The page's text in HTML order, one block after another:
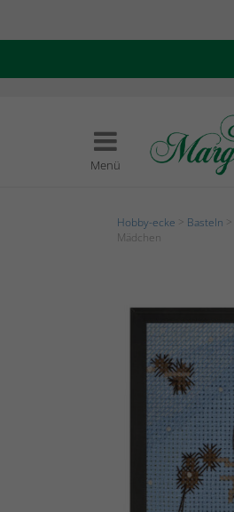
Menü
Hobby-ecke Basteln
Mädchen